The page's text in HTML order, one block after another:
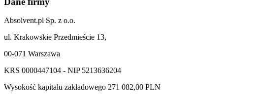
Absolvent.pl Sp. z o.o.
ul. Krakowskie Przedmieście 13,
00-071 Warszawa
KRS 0000447104 - NIP 5213636204
Wysokość kapitału zakładowego 271 082,00 PLN